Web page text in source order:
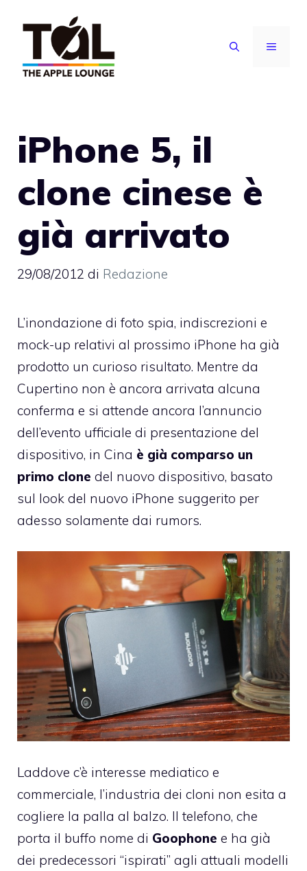
contenuto
MENU
iPhone 5, il
clone cinese è
già arrivato
29/08/2012 di Redazione
L’inondazione di foto spia, indiscrezioni e
mock-up relativi al prossimo iPhone ha già
prodotto un curioso risultato. Mentre da
Cupertino non è ancora arrivata alcuna
conferma e si attende ancora l’annuncio
dell’evento ufficiale di presentazione del
dispositivo, in Cina è già comparso un
primo clone del nuovo dispositivo, basato
sul look del nuovo iPhone suggerito per
adesso solamente dai rumors.
Laddove c’è interesse mediatico e
commerciale, l’industria dei cloni non esita a
cogliere la palla al balzo. Il telefono, che
porta il buffo nome di Goophone e ha già
dei predecessori “ispirati” agli attuali modelli